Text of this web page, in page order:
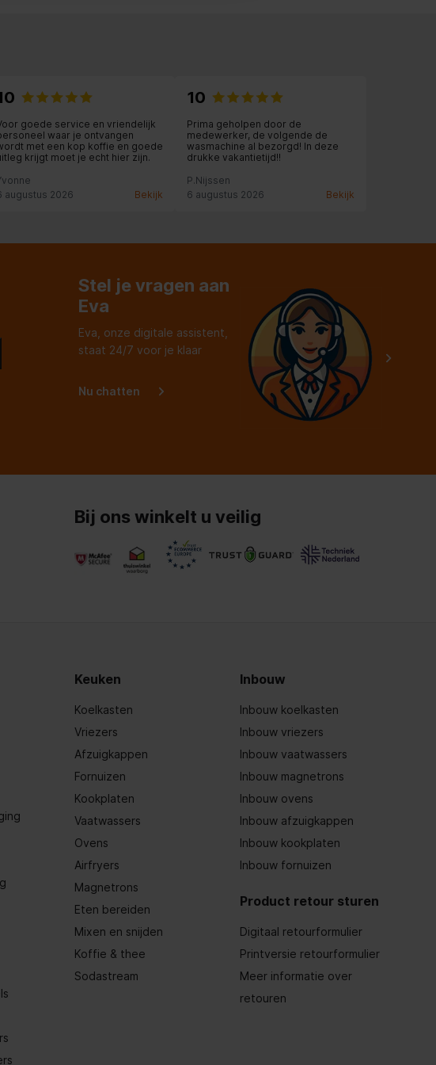
goede service en vriendelijk
waar je ontvangen
met een kop koffie en goede
krijgt moet je echt hier zijn.
augustus 2026
Bekijk
10
Prima geholpen door de
medewerker, de volgende de
wasmachine al bezorgd! In deze
drukke vakantietijd!!
P.Nijssen
6 augustus 2026
Bekijk
Stel je vragen aan
Eva
Eva, onze digitale assistent,
staat 24/7 voor je klaar
Nu chatten
Bij ons winkelt u veilig
Keuken
Koelkasten
Vriezers
Afzuigkappen
Fornuizen
Kookplaten
Vaatwassers
Ovens
Airfryers
Magnetrons
Eten bereiden
Mixen en snijden
Koffie & thee
Sodastream
Inbouw
Inbouw koelkasten
Inbouw vriezers
Inbouw vaatwassers
Inbouw magnetrons
Inbouw ovens
Inbouw afzuigkappen
Inbouw kookplaten
Inbouw fornuizen
Product retour sturen
Digitaal retourformulier
Printversie retourformulier
Meer informatie over
retouren